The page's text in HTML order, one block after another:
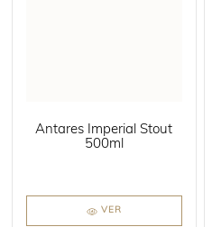
Antares Imperial Stout
500ml
VER